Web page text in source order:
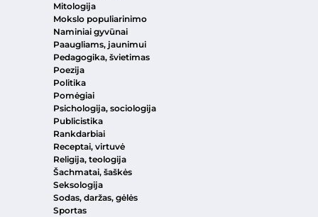
Mitologija
Mokslo populiarinimo
Naminiai gyvūnai
Paaugliams, jaunimui
Pedagogika, švietimas
Poezija
Politika
Pomėgiai
Psichologija, sociologija
Publicistika
Rankdarbiai
Receptai, virtuvė
Religija, teologija
Šachmatai, šaškės
Seksologija
Sodas, daržas, gėlės
Sportas